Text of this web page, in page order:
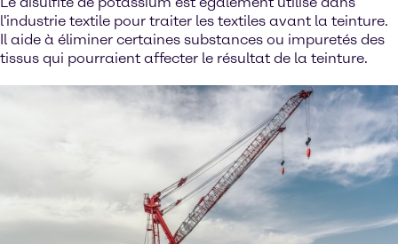
l'industrie textile pour traiter les textiles avant la teinture.
Il aide à éliminer certaines substances ou impuretés des
tissus qui pourraient affecter le résultat de la teinture.